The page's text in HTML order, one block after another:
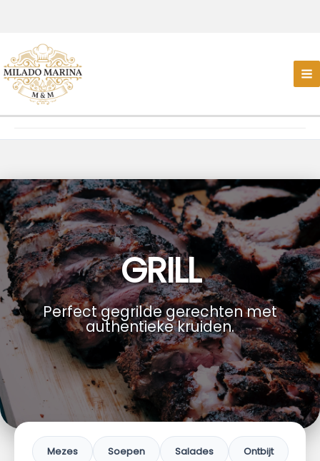
GRILL
Perfect gegrilde gerechten met
authentieke kruiden.
Mezes Soepen Salades Ontbijt